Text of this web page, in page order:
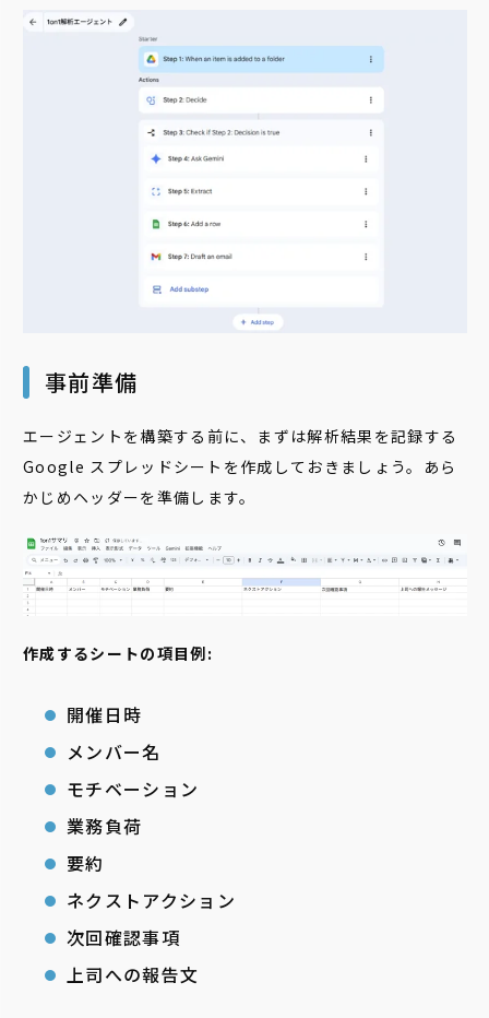
事前準備
エージェントを構築する前に、まずは解析結果を記録する
Google スプレッドシートを作成しておきましょう。あら
かじめヘッダーを準備します。
作成するシートの項目例:
開催日時
メンバー名
モチベーション
業務負荷
要約
ネクストアクション
次回確認事項
上司への報告文